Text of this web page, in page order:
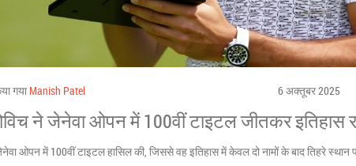
गया Manish Patel 6 अक्तूबर 2025
ने जेनेवा ओपन में 100वीं टाइटल जीतकर इतिहास
ओपन में 100वीं टाइटल हासिल की, जिससे वह इतिहास में केवल दो नामों के बाद तिहरे स्थान